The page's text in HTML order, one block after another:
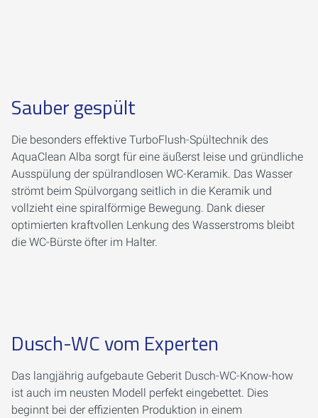
Sauber gespült
Die besonders effektive TurboFlush-Spültechnik des
AquaClean Alba sorgt für eine äußerst leise und gründliche
Ausspülung der spülrandlosen WC-Keramik. Das Wasser
strömt beim Spülvorgang seitlich in die Keramik und
vollzieht eine spiralförmige Bewegung. Dank dieser
optimierten kraftvollen Lenkung des Wasserstroms bleibt
die WC-Bürste öfter im Halter.
Dusch-WC vom Experten
Das langjährig aufgebaute Geberit Dusch-WC-Know-how
ist auch im neusten Modell perfekt eingebettet. Dies
beginnt bei der effizienten Produktion in einem